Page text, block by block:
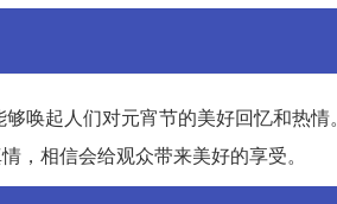
唤起人们对元宵节的美好回忆和热情。
，相信会给观众带来美好的享受。